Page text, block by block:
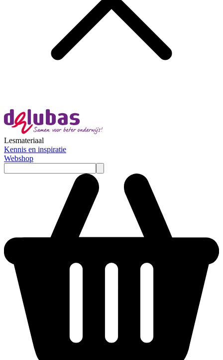
Lesmateriaal
Kennis en inspiratie
Webshop